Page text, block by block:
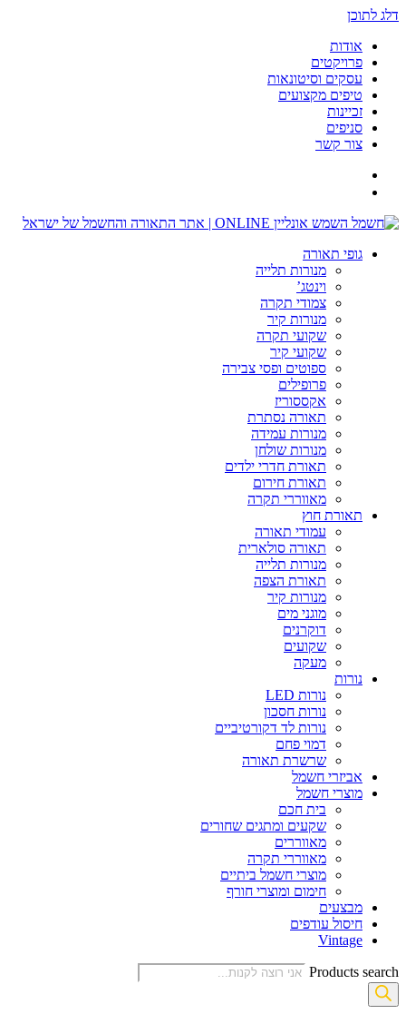
דלג לתוכן
אודות
פרויקטים
עסקים וסיטונאות
טיפים מקצועים
זכיינות
סניפים
צור קשר
גופי תאורה
מנורות תלייה
וינטג’
צמודי תקרה
מנורות קיר
שקועי תקרה
שקועי קיר
ספוטים ופסי צבירה
פרופילים
אקססוריז
תאורה נסתרת
מנורות עמידה
מנורות שולחן
תאורת חדרי ילדים
תאורת חירום
מאווררי תקרה
תאורת חוץ
עמודי תאורה
תאורה סולארית
מנורות תלייה
תאורת הצפה
מנורות קיר
מוגני מים
דוקרנים
שקועים
מעקה
נורות
נורות LED
נורות חסכון
נורות לד דקורטיביים
דמוי פחם
שרשרת תאורה
אביזרי חשמל
מוצרי חשמל
בית חכם
שקעים ומתגים שחורים
מאווררים
מאווררי תקרה
מוצרי חשמל ביתיים
חימום ומוצרי חורף
מבצעים
חיסול עודפים
Vintage
Products search